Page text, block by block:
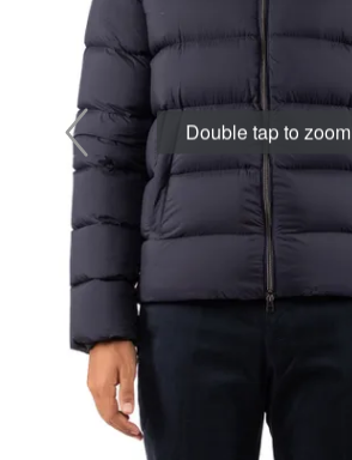
Double tap to zoom